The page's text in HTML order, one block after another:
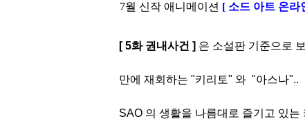
7월 신작 애니메이션 [ 소드 아트 온라
[ 5화 권내사건 ] 은 소설판 기준으로
만에 재회하는 "키리토" 와 "아스나"..
SAO 의 생활을 나름대로 즐기고 있